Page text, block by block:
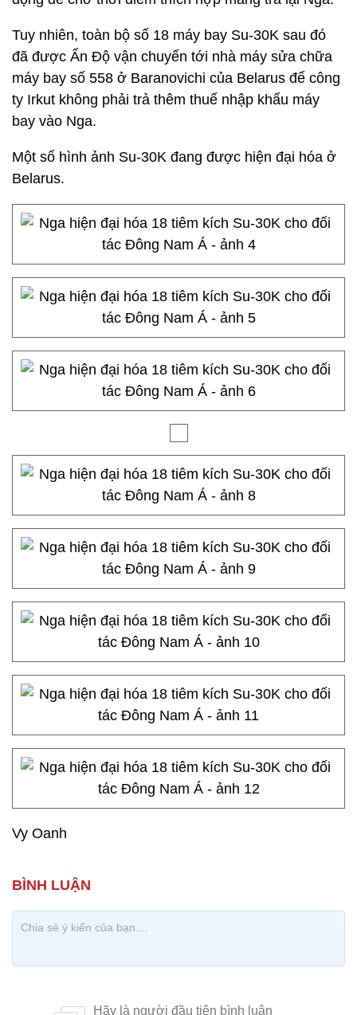
Tuy nhiên, toàn bộ số 18 máy bay Su-30K sau đó
đã được Ấn Độ vận chuyển tới nhà máy sửa chữa
máy bay số 558 ở Baranovichi của Belarus để công
ty Irkut không phải trả thêm thuế nhập khẩu máy
bay vào Nga.
Một số hình ảnh Su-30K đang được hiện đại hóa ở
Belarus.
Vy Oanh